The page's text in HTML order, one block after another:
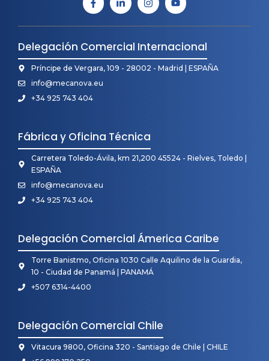
Delegación Comercial Internacional
Príncipe de Vergara, 109 - 28002 - Madrid | ESPAÑA
info@mecanova.eu
+34 925 743 404
Fábrica y Oficina Técnica
Carretera Toledo-Ávila, km 21,200 45524 - Rielves, Toledo |
ESPAÑA
info@mecanova.eu
+34 925 743 404
Delegación Comercial Ámerica Caribe
Torre Banistmo, Oficina 1030 Calle Aquilino de la Guardia,
10 - Ciudad de Panamá | PANAMÁ
+507 6314-4400
Delegación Comercial Chile
Vitacura 9800, Oficina 320 - Santiago de Chile | CHILE